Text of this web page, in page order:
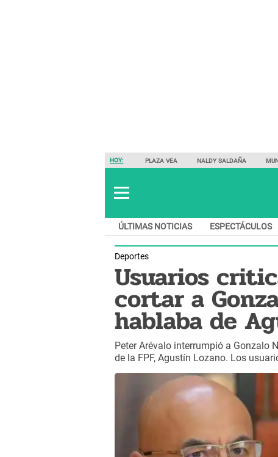
HOY: PLAZA VEA NALDY SALDAÑA
ÚLTIMAS NOTICIAS ESPECTÁCULOS
Deportes
Usuarios
cortar a
hablaba de
Peter Arévalo interrumpió a Gonzalo
de la FPF, Agustín Lozano. Los